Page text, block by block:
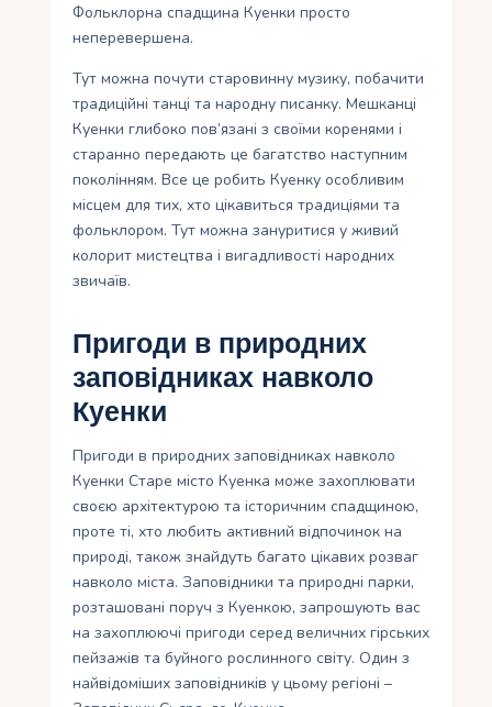
Фольклорна спадщина Куенки просто
неперевершена.
Тут можна почути старовинну музику, побачити
традиційні танці та народну писанку. Мешканці
Куенки глибоко пов’язані з своїми коренями і
старанно передають це багатство наступним
поколінням. Все це робить Куенку особливим
місцем для тих, хто цікавиться традиціями та
фольклором. Тут можна зануритися у живий
колорит мистецтва і вигадливості народних
звичаїв.
Пригоди в природних
заповідниках навколо
Куенки
Пригоди в природних заповідниках навколо
Куенки Старе місто Куенка може захоплювати
своєю архітектурою та історичним спадщиною,
проте ті, хто любить активний відпочинок на
природі, також знайдуть багато цікавих розваг
навколо міста. Заповідники та природні парки,
розташовані поруч з Куенкою, запрошують вас
на захоплюючі пригоди серед величних гірських
пейзажів та буйного рослинного світу. Один з
найвідоміших заповідників у цьому регіоні –